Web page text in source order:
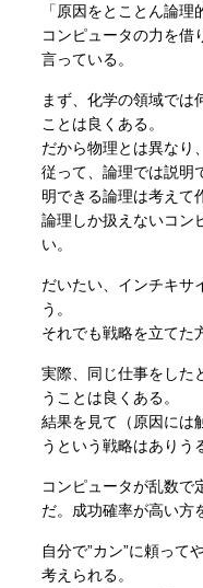
「原因をとことん論
コンピュータの力を借
言っている。
まず、化学の領域では
ことは良くある。
だから物理とは異なり
従って、論理では説明
明できる論理は考えて
論理しか扱えないコン
い。
だいたい、インチキサ
う。
それでも戦略を立てた
実際、同じ仕事をした
うことは良くある。
結果を見て（原因には
うという戦略はありう
コンピュータが乱数で
だ。成功確率が高い方
自分で”カン”に頼って
考えられる。